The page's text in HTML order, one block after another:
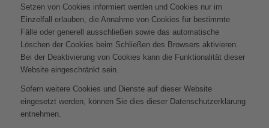
Setzen von Cookies informiert werden und Cookies nur im
Einzelfall erlauben, die Annahme von Cookies für bestimmte
Fälle oder generell ausschließen sowie das automatische
Löschen der Cookies beim Schließen des Browsers aktivieren.
Bei der Deaktivierung von Cookies kann die Funktionalität dieser
Website eingeschränkt sein.
Sofern weitere Cookies und Dienste auf dieser Website
eingesetzt werden, können Sie dies dieser Datenschutzerklärung
entnehmen.